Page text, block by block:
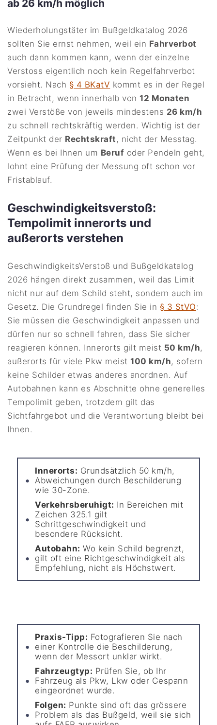
ab 26 km/h möglich
Wiederholungstäter im Bußgeldkatalog 2026
sollten Sie ernst nehmen, weil ein Fahrverbot
auch dann kommen kann, wenn der einzelne
Verstoss eigentlich noch kein Regelfahrverbot
vorsieht. Nach § 4 BKatV kommt es in der Regel
in Betracht, wenn innerhalb von12 Monaten
zwei Verstöße von jeweils mindestens 26 km/h
zu schnell rechtskräftig werden. Wichtig ist der
Zeitpunkt der Rechtskraft, nicht der Messtag.
Wenn es bei Ihnen um Beruf oder Pendeln geht,
lohnt eine Prüfung der Messung oft schon vor
Fristablauf.
Geschwindigkeitsverstoß:
Tempolimit innerorts und
außerorts verstehen
GeschwindigkeitsVerstoß und Bußgeldkatalog
2026 hängen direkt zusammen, weil das Limit
nicht nur auf dem Schild steht, sondern auch im
Gesetz. Die Grundregel finden Sie in § 3 StVO:
Sie müssen die Geschwindigkeit anpassen und
dürfen nur so schnell fahren, dass Sie sicher
reagieren können. Innerorts gilt meist 50 km/h,
außerorts für viele Pkw meist100 km/h, sofern
keine Schilder etwas anderes anordnen. Auf
Autobahnen kann es Abschnitte ohne generelles
Tempolimit geben, trotzdem gilt das
Sichtfahrgebot und die Verantwortung bleibt bei
Ihnen.
Innerorts: Grundsätzlich 50 km/h,
Abweichungen durch Beschilderung
wie 30-Zone.
Verkehrsberuhigt: In Bereichen mit
Zeichen 325.1 gilt
Schrittgeschwindigkeit und
besondere Rücksicht.
Autobahn: Wo kein Schild begrenzt,
gilt oft eine Richtgeschwindigkeit als
Empfehlung, nicht als Höchstwert.
Praxis-Tipp: Fotografieren Sie nach
einer Kontrolle die Beschilderung,
wenn der Messort unklar wirkt.
Fahrzeugtyp: Prüfen Sie, ob Ihr
Fahrzeug als Pkw, Lkw oder Gespann
eingeordnet wurde.
Folgen: Punkte sind oft das grössere
Problem als das Bußgeld, weil sie sich